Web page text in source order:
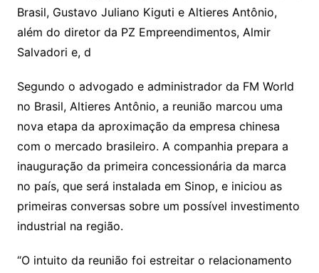
Brasil, Gustavo Juliano Kiguti e Altieres Antônio,
além do diretor da PZ Empreendimentos, Almir
Salvadori e, d
Segundo o advogado e administrador da FM World
no Brasil, Altieres Antônio, a reunião marcou uma
nova etapa da aproximação da empresa chinesa
com o mercado brasileiro. A companhia prepara a
inauguração da primeira concessionária da marca
no país, que será instalada em Sinop, e iniciou as
primeiras conversas sobre um possível investimento
industrial na região.
“O intuito da reunião foi estreitar o relacionamento